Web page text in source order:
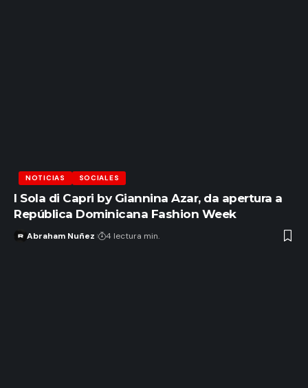
NOTICIAS SOCIALES
I Sola di Capri by Giannina Azar, da apertura a
República Dominicana Fashion Week
Abraham Nuñez 4 lectura min.